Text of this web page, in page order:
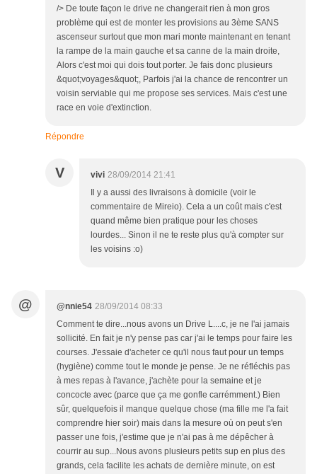
/> De toute façon le drive ne changerait rien à mon gros
problème qui est de monter les provisions au 3ème SANS
ascenseur surtout que mon mari monte maintenant en tenant
la rampe de la main gauche et sa canne de la main droite,
Alors c'est moi qui dois tout porter. Je fais donc plusieurs
&quot;voyages&quot;, Parfois j'ai la chance de rencontrer un
voisin serviable qui me propose ses services. Mais c'est une
race en voie d'extinction.
Répondre
V vivi 28/09/2014 21:41
Il y a aussi des livraisons à domicile (voir le
commentaire de Mireio). Cela a un coût mais c'est
quand même bien pratique pour les choses
lourdes... Sinon il ne te reste plus qu'à compter sur
les voisins :o)
@ @nnie54 28/09/2014 08:33
Comment te dire...nous avons un Drive L....c, je ne l'ai jamais
sollicité. En fait je n'y pense pas car j'ai le temps pour faire les
courses. J'essaie d'acheter ce qu'il nous faut pour un temps
(hygiène) comme tout le monde je pense. Je ne réfléchis pas
à mes repas à l'avance, j'achète pour la semaine et je
concocte avec (parce que ça me gonfle carrémment.) Bien
sûr, quelquefois il manque quelque chose (ma fille me l'a fait
comprendre hier soir) mais dans la mesure où on peut s'en
passer une fois, j'estime que je n'ai pas à me dépêcher à
courrir au sup...Nous avons plusieurs petits sup en plus des
grands, cela facilite les achats de dernière minute, on est